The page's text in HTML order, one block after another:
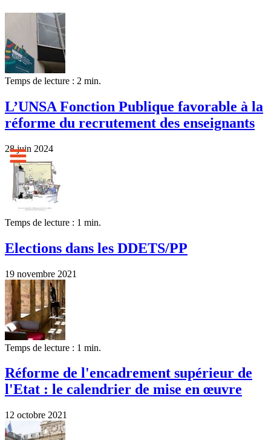
Temps de lecture : 2 min.
L’UNSA Fonction Publique favorable à la
réforme du recrutement des enseignants
28 juin 2024
Temps de lecture : 1 min.
Elections dans les DDETS/PP
19 novembre 2021
Temps de lecture : 1 min.
Réforme de l'encadrement supérieur de
l'Etat : le calendrier de mise en œuvre
12 octobre 2021